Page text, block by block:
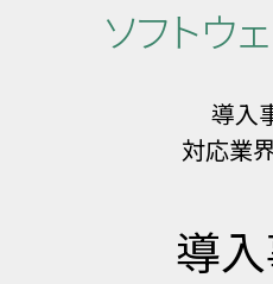
ソフトウ
導入
対応業
導